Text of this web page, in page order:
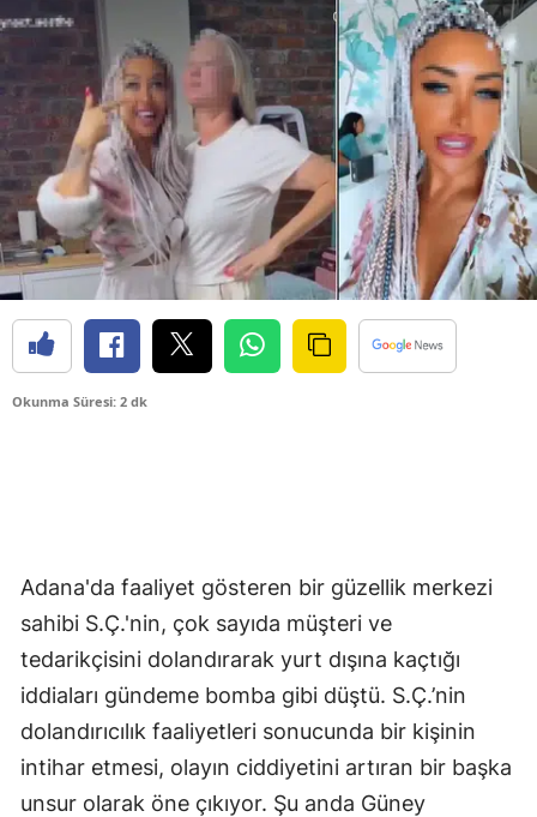
Okunma Süresi: 2 dk
Adana'da faaliyet gösteren bir güzellik merkezi
sahibi S.Ç.'nin, çok sayıda müşteri ve
tedarikçisini dolandırarak yurt dışına kaçtığı
iddiaları gündeme bomba gibi düştü. S.Ç.’nin
dolandırıcılık faaliyetleri sonucunda bir kişinin
intihar etmesi, olayın ciddiyetini artıran bir başka
unsur olarak öne çıkıyor. Şu anda Güney